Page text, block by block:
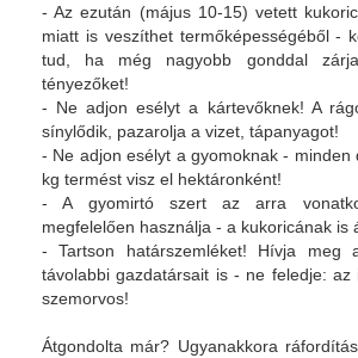
- Az ezután (május 10-15) vetett
miatt is veszíthet termőképességéből -
tud, ha még nagyobb gonddal
tényezőket!
- Ne adjon esélyt a kártevőknek! A
sínylődik, pazarolja a vizet, tápanyagot!
- Ne adjon esélyt a gyomoknak - minden
kg termést visz el hektáronként!
- A gyomirtó szert az arra
megfelelően használja - a kukoricának is
- Tartson határszemléket! Hívja meg
távolabbi gazdatársait is - ne feledje: az
szemorvos!
Átgondolta már? Ugyanakkora